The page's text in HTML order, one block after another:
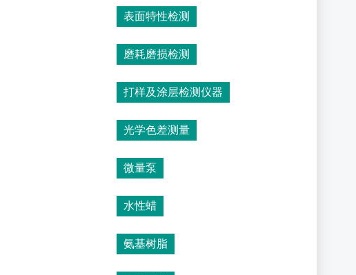
表面特性检测
磨耗磨损检测
打样及涂层检测仪器
光学色差测量
微量泵
水性蜡
氨基树脂